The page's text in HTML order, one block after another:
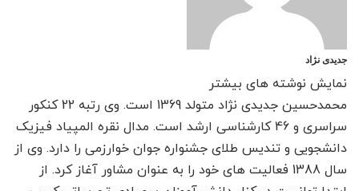
جدیدی نژاد
نمایش نوشته های بیشتر
محمدحسین جدیدی نژاد متولد 1369 است. وی رتبه 22 کنکور
سراسری و 46 کارشناسی ارشد است. مدال نقره المپیاد فیزیک
دانشجویی و تندیس طلای جشنواره جوان خوارزمی را دارد. وی از
سال 1388 فعالیت های خود را به عنوان مشاور آغاز کرد. از